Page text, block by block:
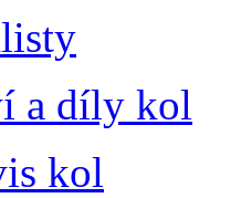
a díly kol
kol